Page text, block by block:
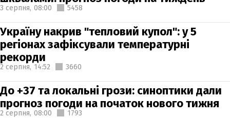
3 серпня, 08:00 5458
Україну накрив "тепловий купол": у 5
регіонах зафіксували температурні
рекорди
2 серпня, 14:52 3660
До +37 та локальні грози: синоптики дали
прогноз погоди на початок нового тижня
2 серпня, 08:00 1793